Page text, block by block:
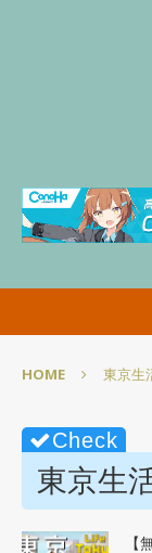
HOME 東京生
東京生
【